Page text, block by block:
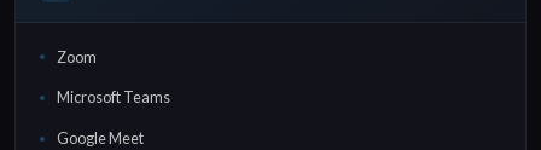
Zoom
Microsoft Teams
Google Meet